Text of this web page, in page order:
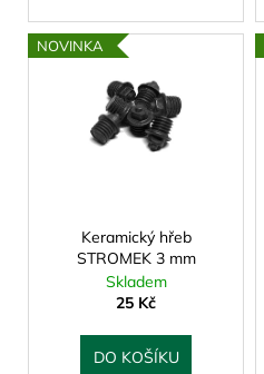
NOVINKA
Keramický hřeb
STROMEK 3 mm
Skladem
25 Kč
DO KOŠÍKU